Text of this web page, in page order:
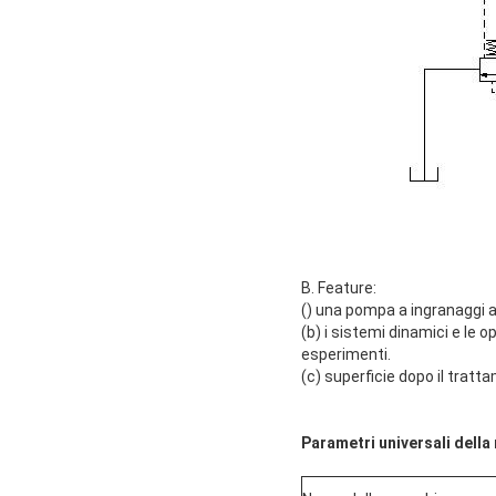
B. Feature:
() una pompa a ingranaggi
(b) i sistemi dinamici e le
esperimenti.
(c) superficie dopo il
Parametri universali della